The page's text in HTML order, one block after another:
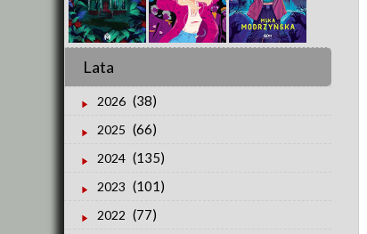
Lata
2026 (38)
2025 (66)
2024 (135)
2023 (101)
2022 (77)